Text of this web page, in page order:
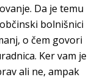
Da je temu
bolnišnici
o čem govori
Ker vam je
ali ne, ampak